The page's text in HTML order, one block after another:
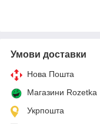
Умови доставки
Нова Пошта
Магазини Rozetka
Укрпошта